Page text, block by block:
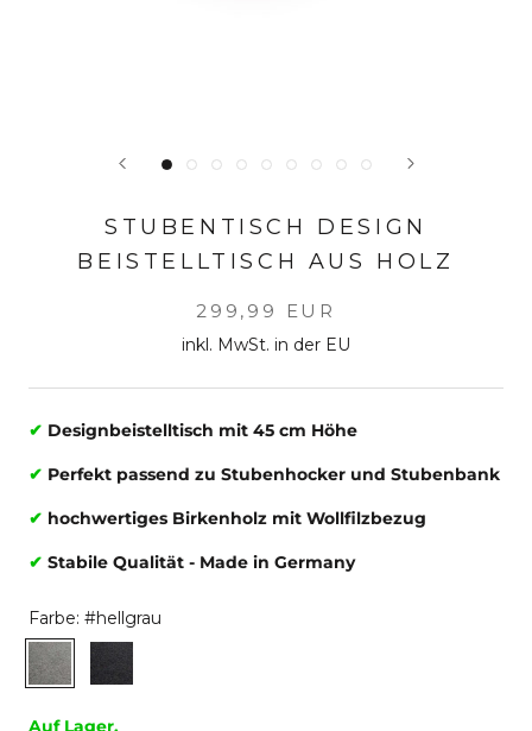
STUBENTISCH DESIGN
BEISTELLTISCH AUS HOLZ
299,99 EUR
inkl. MwSt. in der EU
✔ Designbeistelltisch mit 45 cm Höhe
✔ Perfekt passend zu Stubenhocker und Stubenbank
✔ hochwertiges Birkenholz mit Wollfilzbezug
✔ Stabile Qualität - Made in Germany
Farbe: #hellgrau
#hellgrau #dunkelgrau
Auf Lager.